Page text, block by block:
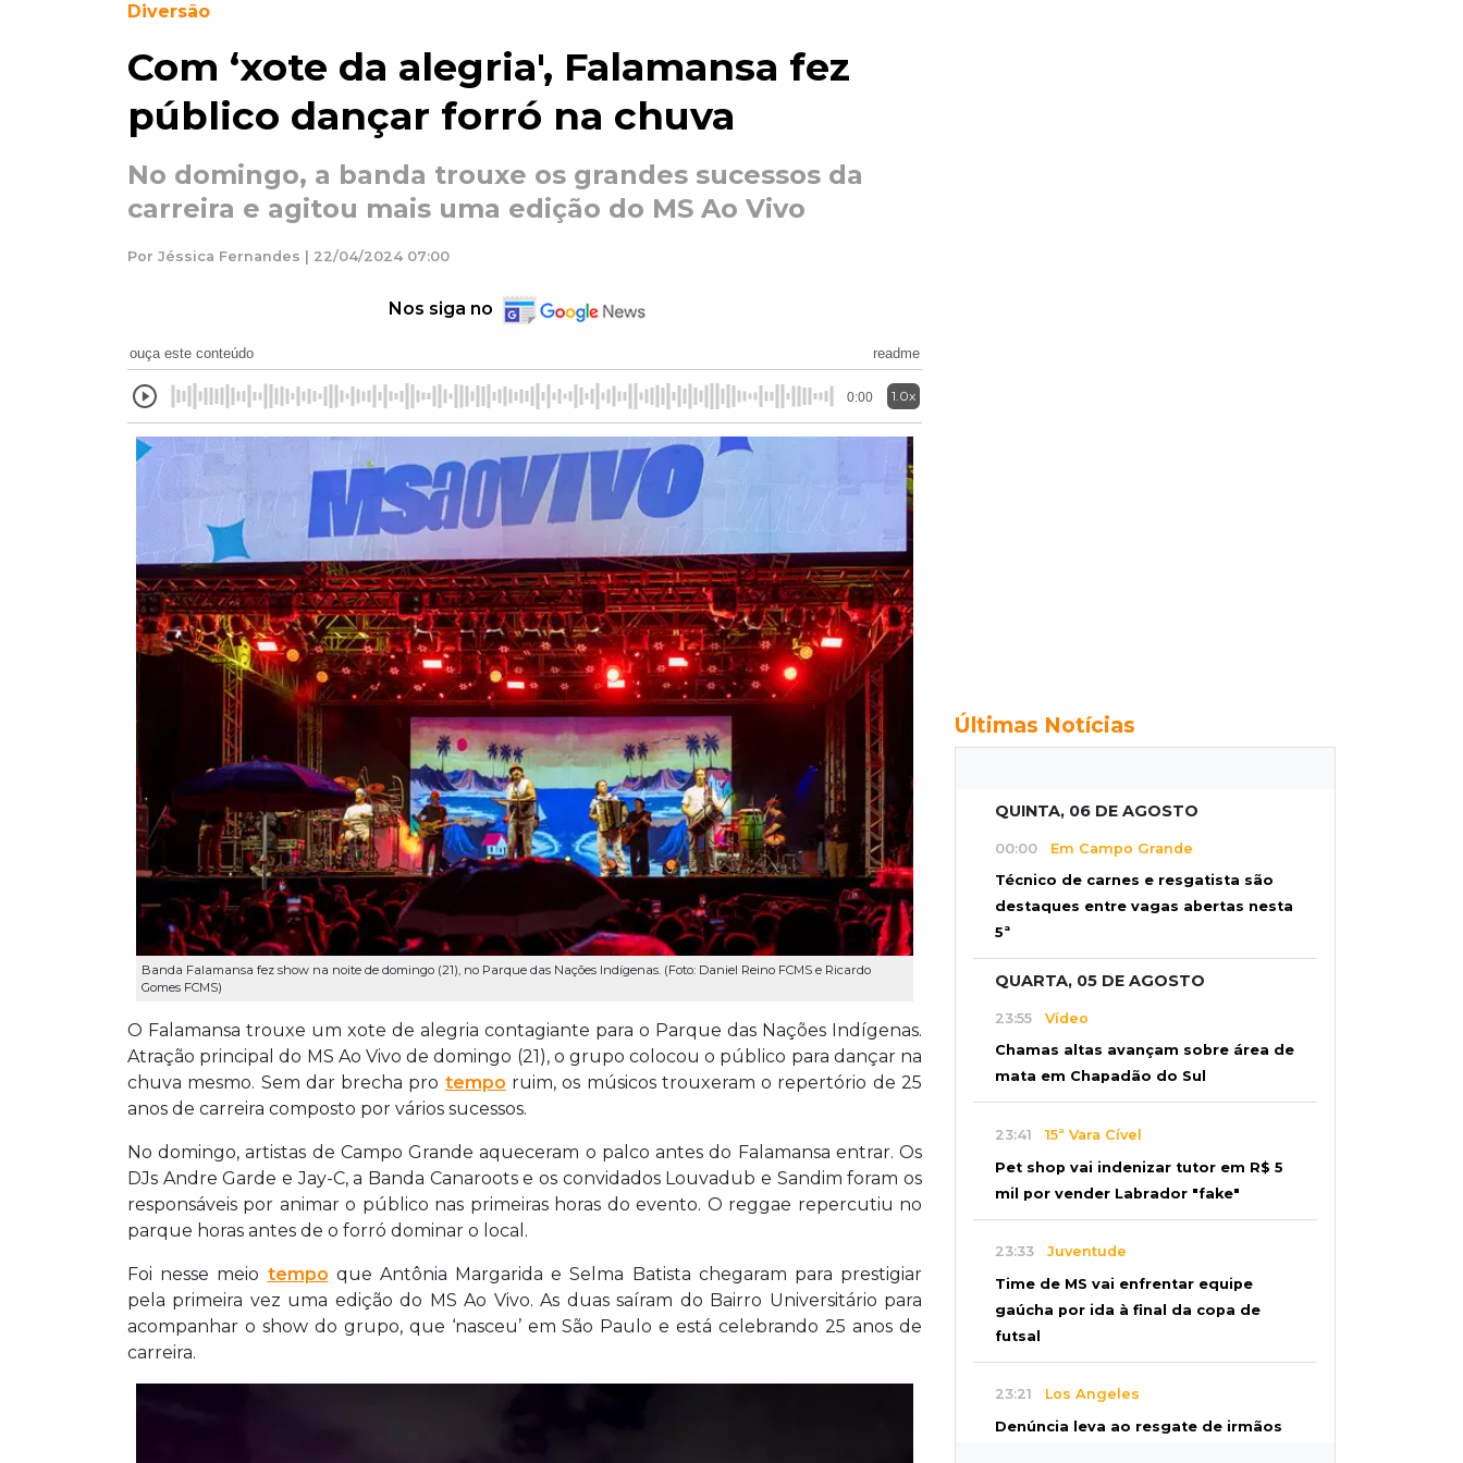
Diversão
Com ‘xote da alegria', Falamansa fez
público dançar forró na chuva
No domingo, a banda trouxe os grandes sucessos da
carreira e agitou mais uma edição do MS Ao Vivo
Por Jéssica Fernandes | 22/04/2024 07:00
Nos siga no
ouça este conteúdo readme
0:00 1.0x
Banda Falamansa fez show na noite de domingo (21), no Parque das Nações Indígenas. (Foto: Daniel Reino FCMS e Ricardo
Gomes FCMS)
O Falamansa trouxe um xote de alegria contagiante para o Parque das Nações Indígenas.
Atração principal do MS Ao Vivo de domingo (21), o grupo colocou o público para dançar na
chuva mesmo. Sem dar brecha pro tempo ruim, os músicos trouxeram o repertório de 25
anos de carreira composto por vários sucessos.
No domingo, artistas de Campo Grande aqueceram o palco antes do Falamansa entrar. Os
DJs Andre Garde e Jay-C, a Banda Canaroots e os convidados Louvadub e Sandim foram os
responsáveis por animar o público nas primeiras horas do evento. O reggae repercutiu no
parque horas antes de o forró dominar o local.
Foi nesse meio tempo que Antônia Margarida e Selma Batista chegaram para prestigiar
pela primeira vez uma edição do MS Ao Vivo. As duas saíram do Bairro Universitário para
acompanhar o show do grupo, que ‘nasceu’ em São Paulo e está celebrando 25 anos de
carreira.
Últimas Notícias
QUINTA, 06 DE AGOSTO
00:00 Em Campo Grande
Técnico de carnes e resgatista são
destaques entre vagas abertas nesta
5ª
QUARTA, 05 DE AGOSTO
23:55 Vídeo
Chamas altas avançam sobre área de
mata em Chapadão do Sul
23:41 15ª Vara Cível
Pet shop vai indenizar tutor em R$ 5
mil por vender Labrador "fake"
23:33 Juventude
Time de MS vai enfrentar equipe
gaúcha por ida à final da copa de
futsal
23:21 Los Angeles
Denúncia leva ao resgate de irmãos